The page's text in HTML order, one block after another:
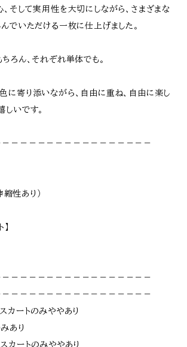
そして実用性を大切にしながら、さまざまな
でいただける一枚に仕上げました。
ろん、それぞれ単体でも。
に寄り添いながら、自由に重ね、自由に楽し
いです。
－－－－－－－－－－－－－－－－
性あり）
－－－－－－－－－－－－－－－－
－－－－－－－－－－－－－－－－
カートのみややあり
あり
カートのみややあり